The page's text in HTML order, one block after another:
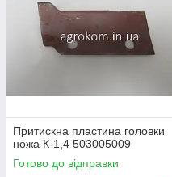
Притискна пластина головки
ножа К-1,4 503005009
Готово до відправки